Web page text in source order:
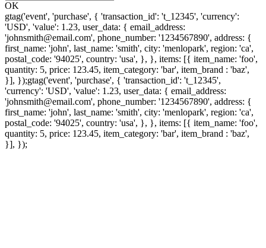
OK
gtag('event', 'purchase', { 'transaction_id': 't_12345', 'currency':
'USD', 'value': 1.23, user_data: { email_address:
'johnsmith@email.com', phone_number: '1234567890', address: {
first_name: 'john', last_name: 'smith', city: 'menlopark', region: 'ca',
postal_code: '94025', country: 'usa', }, }, items: [{ item_name: 'foo',
quantity: 5, price: 123.45, item_category: 'bar', item_brand : 'baz',
}], });gtag('event', 'purchase', { 'transaction_id': 't_12345',
'currency': 'USD', 'value': 1.23, user_data: { email_address:
'johnsmith@email.com', phone_number: '1234567890', address: {
first_name: 'john', last_name: 'smith', city: 'menlopark', region: 'ca',
postal_code: '94025', country: 'usa', }, }, items: [{ item_name: 'foo',
quantity: 5, price: 123.45, item_category: 'bar', item_brand : 'baz',
}], });